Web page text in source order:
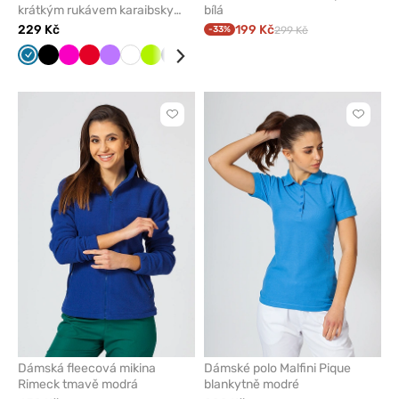
krátkým rukávem karaibsky
modré
229 Kč
Karaibsky
ČernáMalinová
ČervenáFialová
Bílá LimetkováNámořnická
bílá
-33% 199 Kč299 Kč
Kliknutím
odeberete
oblíbených
Dámská fleecová mikina
Rimeck tmavě modrá
Dámské polo Malfini Pique
blankytně modré